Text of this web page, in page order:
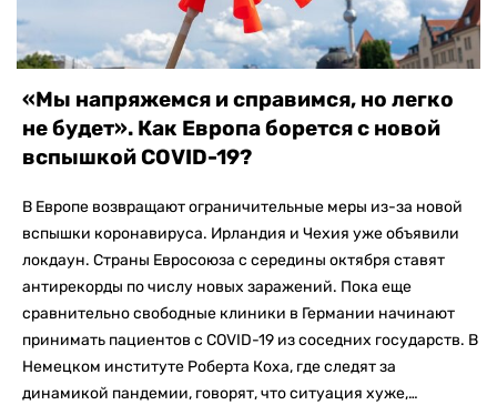
«Мы напряжемся и справимся, но легко
не будет». Как Европа борется с новой
вспышкой COVID-19?
В Европе возвращают ограничительные меры из-за новой
вспышки коронавируса. Ирландия и Чехия уже объявили
локдаун. Страны Евросоюза с середины октября ставят
антирекорды по числу новых заражений. Пока еще
сравнительно свободные клиники в Германии начинают
принимать пациентов с COVID-19 из соседних государств. В
Немецком институте Роберта Коха, где следят за
динамикой пандемии, говорят, что ситуация хуже,…